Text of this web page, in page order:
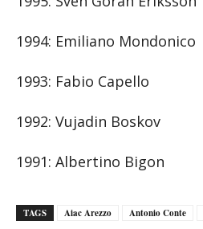
1994: Emiliano Mondonico
1993: Fabio Capello
1992: Vujadin Boskov
1991: Albertino Bigon
TAGS Aiac Arezzo Antonio Conte